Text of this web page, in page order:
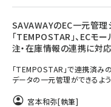
SAVAWAYのEC一元管理
「TEMPOSTAR」、ECモ
注・在庫情報の連携に対応
「TEMPOSTAR」で連携済み
データの一元管理ができるよう
宮本和弥[執筆]